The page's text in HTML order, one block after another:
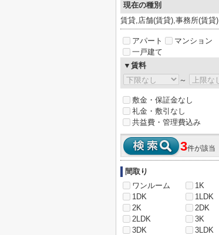
現在の種別
賃貸,店舗(賃貸),事務所(賃貸)
アパート
マンション
一戸建て
▼賃料
～
敷金・保証金なし
礼金・敷引なし
共益費・管理費込み
3件が該当
間取り
ワンルーム
1K
1DK
1LDK
2K
2DK
2LDK
3K
3DK
3LDK